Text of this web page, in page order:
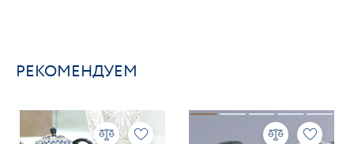
РЕКОМЕНДУЕМ